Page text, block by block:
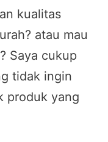
kualitas
atau mau
Saya cukup
tidak ingin
produk yang